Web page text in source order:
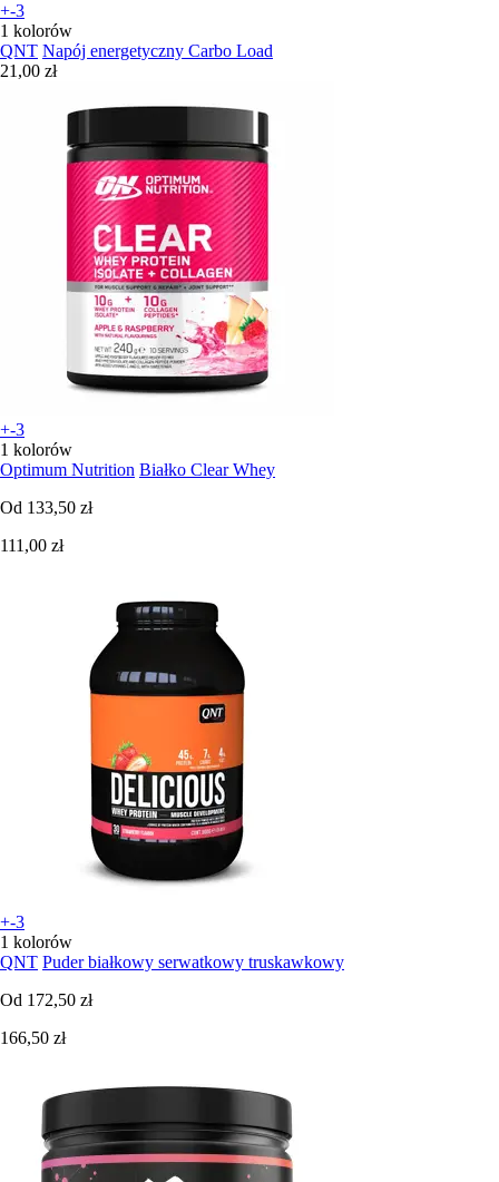
+-3
1 kolorów
QNT Napój energetyczny Carbo Load
21,00 zł
+-3
1 kolorów
Optimum Nutrition Białko Clear Whey
Od 133,50 zł
111,00 zł
+-3
1 kolorów
QNT Puder białkowy serwatkowy truskawkowy
Od 172,50 zł
166,50 zł